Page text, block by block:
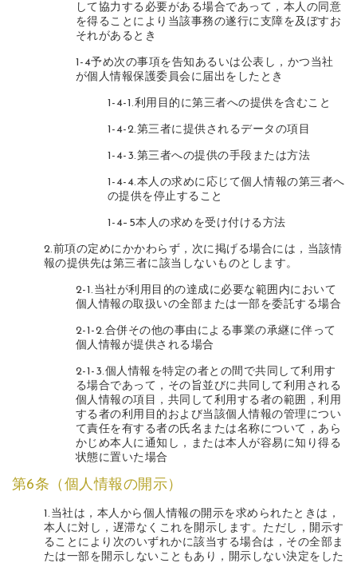
して協力する必要がある場合であって，本人の同意
を得ることにより当該事務の遂行に支障を及ぼすお
それがあるとき
1-4予め次の事項を告知あるいは公表し，かつ当社
が個人情報保護委員会に届出をしたとき
1-4-1.利用目的に第三者への提供を含むこと
1-4-2.第三者に提供されるデータの項目
1-4-3.第三者への提供の手段または方法
1-4-4.本人の求めに応じて個人情報の第三者へ
の提供を停止すること
1-4–5本人の求めを受け付ける方法
2.前項の定めにかかわらず，次に掲げる場合には，当該情
報の提供先は第三者に該当しないものとします。
2-1.当社が利用目的の達成に必要な範囲内において
個人情報の取扱いの全部または一部を委託する場合
2-1-2.合併その他の事由による事業の承継に伴って
個人情報が提供される場合
2-1-3.個人情報を特定の者との間で共同して利用す
る場合であって，その旨並びに共同して利用される
個人情報の項目，共同して利用する者の範囲，利用
する者の利用目的および当該個人情報の管理につい
て責任を有する者の氏名または名称について，あら
かじめ本人に通知し，または本人が容易に知り得る
状態に置いた場合
第6条（個人情報の開示）
1.当社は，本人から個人情報の開示を求められたときは，
本人に対し，遅滞なくこれを開示します。ただし，開示す
ることにより次のいずれかに該当する場合は，その全部ま
たは一部を開示しないこともあり，開示しない決定をした